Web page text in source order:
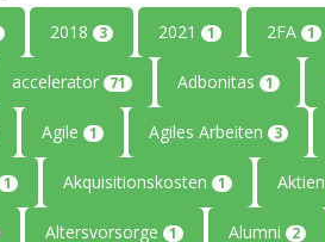
2018 3 2021 1 2FA 1
accelerator 71 Adbonitas 1
Agile 1 Agiles Arbeiten 3
1 Akquisitionskosten 1 Aktien
Altersvorsorge 1 Alumni 2